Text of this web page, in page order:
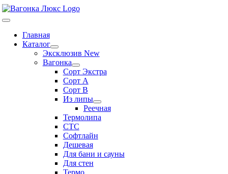
Skip
to
Toggle
NavigationГлавная
Каталог
Эксклюзив New
Вагонка
Сорт Экстра
Сорт А
Сорт В
Из липы
Реечная
Термолипа
СТС
Софтлайн
Дешевая
Для бани и сауны
Для стен
Термо